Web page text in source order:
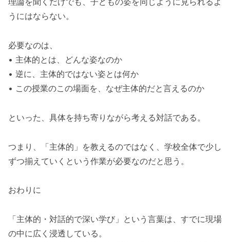
うにはならない。
必要なのは、
• 主体的とは、どんな姿なのか
• 逆に、主体的ではない姿とは何か
• この授業のこの場面を、なぜ主体的だと言えるのか
といった、具体を持ち寄りながら考える対話である。
つまり、「主体的」を教えるのではなく、学校全体で少し
ずつ揃えていくという作業が必要なのだと思う。
おわりに
「主体的・対話的で深い学び」という言葉は、すでに現場
の中に広く浸透している。